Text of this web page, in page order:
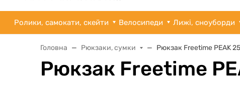
Ролики, самокати, скейти Велосипеди Лижі, сноуборди
Головна Рюкзаки, сумки Рюкзак Freetime PEAK
Рюкзак Freetime